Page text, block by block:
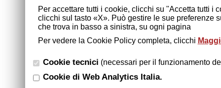
Per accettare tutti i cookie, clicchi su "Accetta tutti
clicchi sul tasto «X». Può gestire le sue preferenze
che trova in basso a sinistra, su ogni pagina
Per vedere la Cookie Policy completa, clicchi
Cookie tecnici (necessari per il funzionamento
Cookie di Web Analytics Italia.